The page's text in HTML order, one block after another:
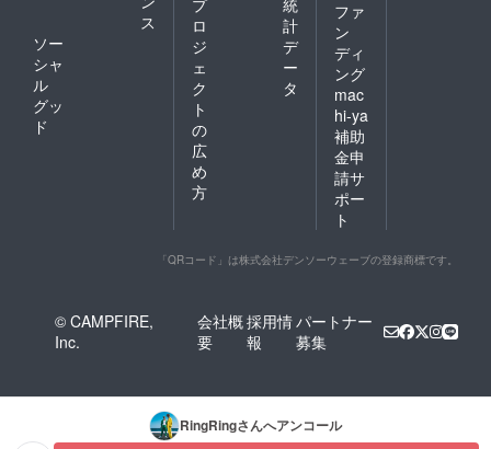
ス
ソー
シャ
ル
グッ
ド
ロ
ジ
ェ
ク
ト
の
広
め
方
計
デ
ー
タ
ファ
ン
ディ
ング
mac
hi-ya
補助
金申
請サ
ポー
ト
「QRコード」は株式会社デンソーウェーブの登録商標です。
© CAMPFIRE,
Inc.
会社概
要
採用情
報
パートナー
募集
RingRingさんへアンコール